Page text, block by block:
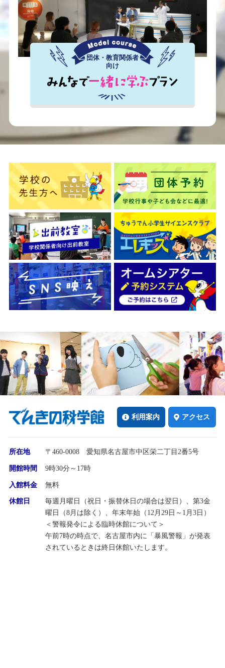
団体・教育関係者
向け
利用案内 アクセス
所在地 〒460-0008 愛知県名古屋市中区栄二丁目2番5号
開館時間 9時30分～17時
入館料金 無料
休館日
毎週月曜日（祝日・振替休日の場合は翌日）、第3金
曜日（8月は除く）、年末年始（12月29日～1月3日）
＜警報発令による臨時休館について＞
午前7時の時点で、名古屋市内に「暴風警報」が発表
されているときは終日休館いたします。